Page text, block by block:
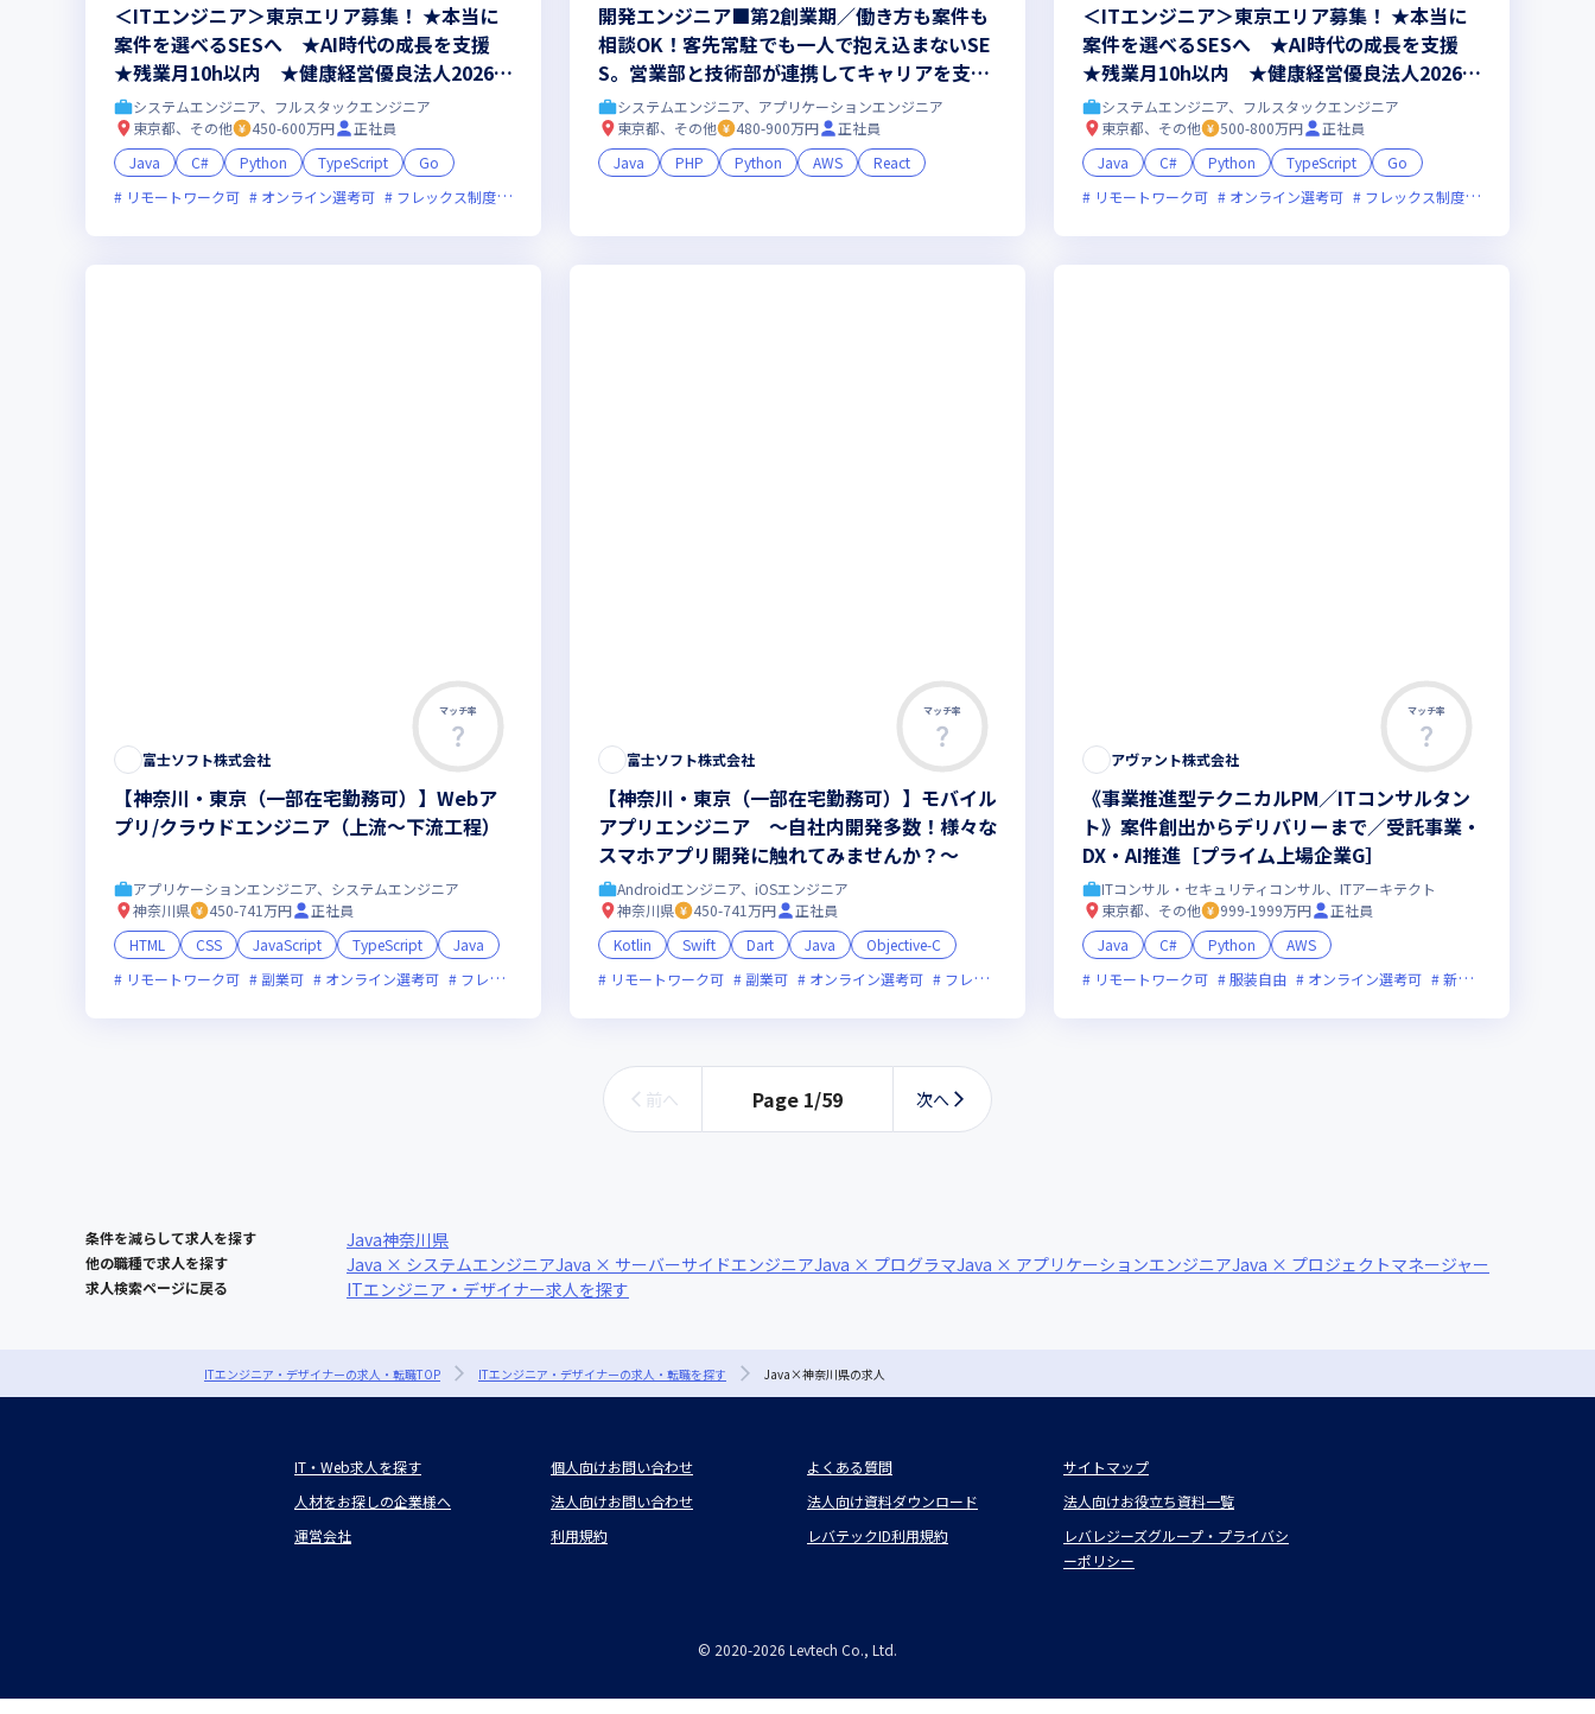
＜ITエンジニア＞東京エリア募集！ ★本当に
案件を選べるSESへ ★AI時代の成長を支援
★残業月10h以内 ★健康経営優良法人2026認
定システムエンジニア、フルスタックエンジニア
東京都、その他
450-600万円
正社員
Java
C# Python TypeScript
Go
リモートワーク可
オンライン選考可 フレックス制度あり
開発エンジニア■第2創業期／働き方も案件も
相談OK！客先常駐でも一人で抱え込まないSE
S。営業部と技術部が連携してキャリアを支
え、希望に合う案件で上流工程へも挑戦。202
8年売上10億円を目指す会社づくりにも関われ
る開発エンジニア
システムエンジニア、アプリケーションエンジニア
東京都、その他
480-900万円
正社員
Java
PHP Python AWS React
＜ITエンジニア＞東京エリア募集！ ★本当に
案件を選べるSESへ ★AI時代の成長を支援
★残業月10h以内 ★健康経営優良法人2026認
定システムエンジニア、フルスタックエンジニア
東京都、その他
500-800万円
正社員
Java
C# Python TypeScript
Go
リモートワーク可
オンライン選考可 フレックス制度あり
マッチ率
富士ソフト株式会社
【神奈川・東京（一部在宅勤務可）】Webア
プリ/クラウドエンジニア（上流～下流工程）
アプリケーションエンジニア、システムエンジニア
神奈川県
450-741万円
正社員
HTML
CSS JavaScript TypeScript
Java
リモートワーク可
副業可 オンライン選考可 フレックス制度あり 新技術に積極的 女性エンジニアが活躍中
マッチ率
富士ソフト株式会社
【神奈川・東京（一部在宅勤務可）】モバイル
アプリエンジニア ～自社内開発多数！様々な
スマホアプリ開発に触れてみませんか？～
Androidエンジニア、iOSエンジニア
神奈川県
450-741万円
正社員
Kotlin
Swift Dart Java
Objective-C
リモートワーク可
副業可 オンライン選考可 フレックス制度あり 新技術に積極的 女性エンジニアが活躍中
マッチ率
アヴァント株式会社
《事業推進型テクニカルPM／ITコンサルタン
ト》案件創出からデリバリーまで／受託事業・
DX・AI推進［プライム上場企業G］
ITコンサル・セキュリティコンサル、ITアーキテクト
東京都、その他
999-1999万円
正社員
Java
C# Python
AWS
リモートワーク可
服装自由 オンライン選考可 新技術に積極的
前へ Page 1/59 次へ
条件を減らして求人を探す Java神奈川県
他の職種で求人を探す Java × システムエンジニアJava × サーバーサイドエンジニアJava × プログラマJava × アプリケーションエンジニアJava × プロジェクトマネージャー
求人検索ページに戻る ITエンジニア・デザイナー求人を探す
ITエンジニア・デザイナーの求人・転職TOP ITエンジニア・デザイナーの求人・転職を探す Java×神奈川県の求人
IT・Web求人を探す 個人向けお問い合わせ よくある質問
サイトマップ
人材をお探しの企業様へ
法人向けお問い合わせ 法人向け資料ダウンロード
法人向けお役立ち資料一覧
運営会社
利用規約 レバテックID利用規約
レバレジーズグループ・プライバシ
ーポリシー
© 2020-2026 Levtech Co., Ltd.